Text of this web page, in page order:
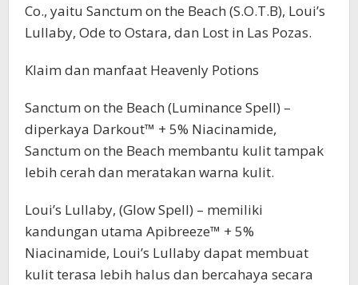
Co., yaitu Sanctum on the Beach (S.O.T.B), Loui’s
Lullaby, Ode to Ostara, dan Lost in Las Pozas.
Klaim dan manfaat Heavenly Potions
Sanctum on the Beach (Luminance Spell) –
diperkaya Darkout™ + 5% Niacinamide,
Sanctum on the Beach membantu kulit tampak
lebih cerah dan meratakan warna kulit.
Loui’s Lullaby, (Glow Spell) – memiliki
kandungan utama Apibreeze™ + 5%
Niacinamide, Loui’s Lullaby dapat membuat
kulit terasa lebih halus dan bercahaya secara